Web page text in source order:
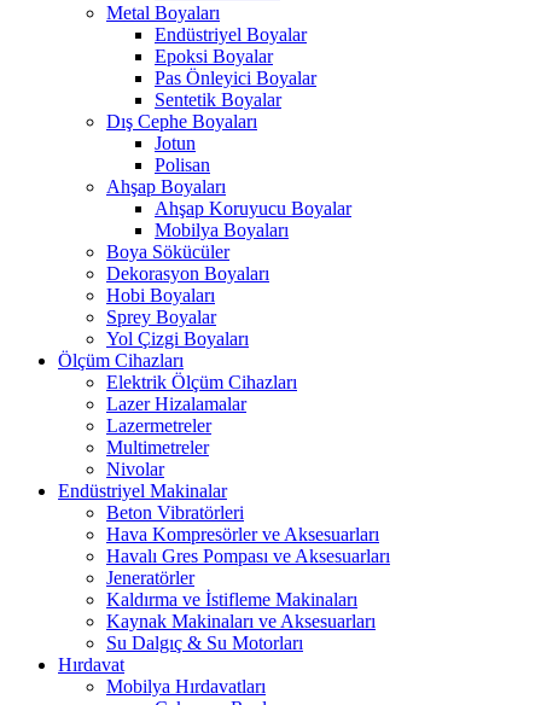
Metal Boyaları
Endüstriyel Boyalar
Epoksi Boyalar
Pas Önleyici Boyalar
Sentetik Boyalar
Dış Cephe Boyaları
Jotun
Polisan
Ahşap Boyaları
Ahşap Koruyucu Boyalar
Mobilya Boyaları
Boya Sökücüler
Dekorasyon Boyaları
Hobi Boyaları
Sprey Boyalar
Yol Çizgi Boyaları
Ölçüm Cihazları
Elektrik Ölçüm Cihazları
Lazer Hizalamalar
Lazermetreler
Multimetreler
Nivolar
Endüstriyel Makinalar
Beton Vibratörleri
Hava Kompresörler ve Aksesuarları
Havalı Gres Pompası ve Aksesuarları
Jeneratörler
Kaldırma ve İstifleme Makinaları
Kaynak Makinaları ve Aksesuarları
Su Dalgıç & Su Motorları
Hırdavat
Mobilya Hırdavatları